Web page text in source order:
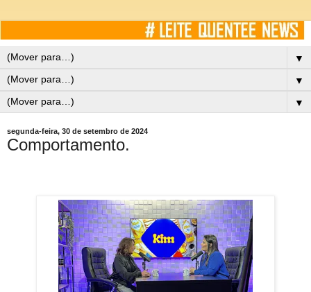
▼
▼
▼
segunda-feira, 30 de setembro de 2024
Comportamento.